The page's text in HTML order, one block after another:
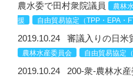
農水委で田村衆院議員
農林
援
自由貿易協定（TPP・EPA・
2019.10.24 審議入りの日
農林水産委員会 自由貿易協定
2019.10.24
200-衆-農林水